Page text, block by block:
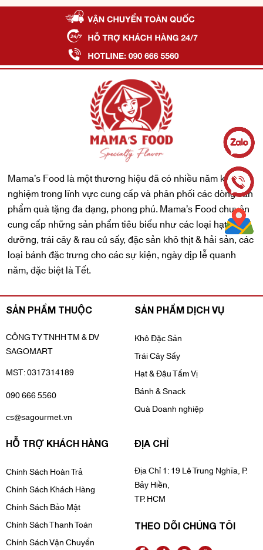
Mama’s Food là một thương hiệu đã có nhiều năm kinh
nghiệm trong lĩnh vực cung cấp và phân phối các dòng sản
phẩm quà tặng đa dạng, phong phú. Mama’s Food chuyên
cung cấp những sản phẩm tiêu biểu như các loại hạt dinh
dưỡng, trái cây & rau củ sấy, đặc sản khô thịt & hải sản, các
loại bánh đặc trưng cho các sự kiện, ngày dịp lễ quanh
năm, đặc biệt là Tết.
SẢN PHẨM THUỘC
CÔNG TY TNHH TM & DV
SAGOMART
MST: 0317314189
090 666 5560
cs@sagourmet.vn
SẢN PHẨM DỊCH VỤ
Khô Đặc Sản
Trái Cây Sấy
Hạt & Đậu Tẩm Vị
Bánh & Snack
Quà Doanh nghiệp
HỖ TRỢ KHÁCH HÀNG
Chính Sách Hoàn Trả
Chính Sách Khách Hàng
Chính Sách Bảo Mật
Chính Sách Thanh Toán
Chính Sách Vận Chuyển
ĐỊA CHỈ
Địa Chỉ 1: 19 Lê Trung Nghĩa, P.
Bảy Hiền,
TP. HCM
THEO DÕI CHÚNG TÔI